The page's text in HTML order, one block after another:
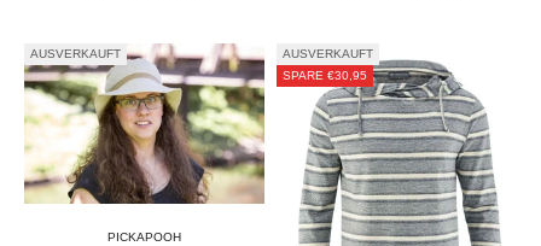
AUSVERKAUFT
PICKAPOOH
AUSVERKAUFT
SPARE €30,95